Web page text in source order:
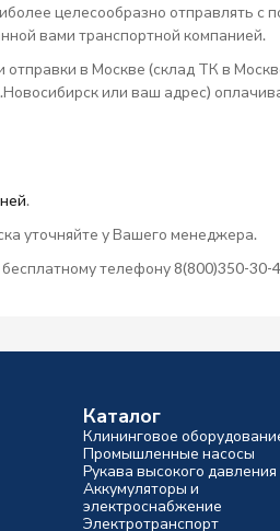
целесообразно отправлять
вами транспортной компанией.
в Москве (склад ТК в
или ваш адрес)
.
уточняйте у Вашего менеджера.
телефону 8(800)350-30-
Каталог
Клининговое
Промышленные насосы
Рукава высокого давления
Аккумуляторы и
электроснабжение
Электротранспорт